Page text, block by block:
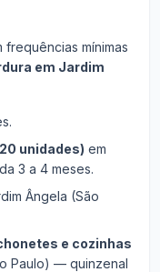
frequências mínimas
em Jardim
unidades) em
3 a 4 meses.
Ângela (São
e cozinhas
Paulo) — quinzenal